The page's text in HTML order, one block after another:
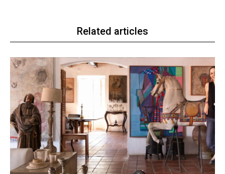
Related articles